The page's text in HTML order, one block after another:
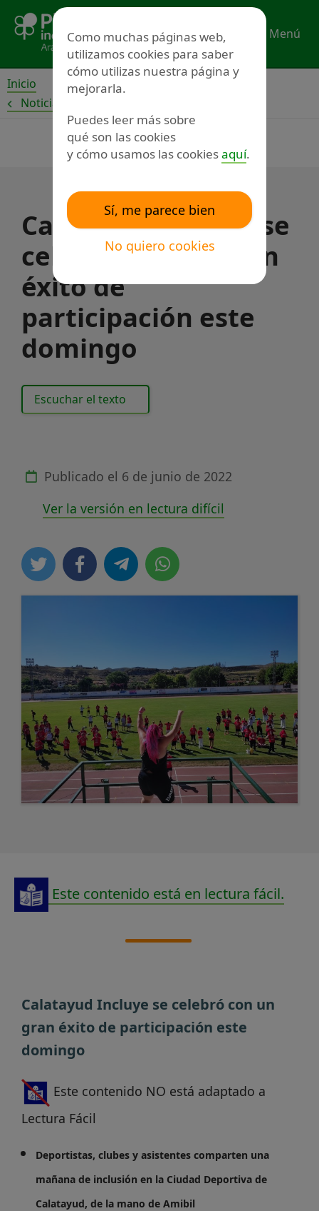
contenido
Menú
Inicio
Noticias
Calatayud Incluye se
celebró con un gran
éxito de
participación este
domingo
Escuchar el texto
Publicado el 6 de junio de 2022
Ver la versión en lectura difícil
Este contenido está en lectura fácil.
Calatayud Incluye se celebró con un
gran éxito de participación este
domingo
Este contenido NO está adaptado a
Lectura Fácil
Deportistas, clubes y asistentes comparten una
mañana de inclusión en la Ciudad Deportiva de
Calatayud, de la mano de Amibil
Como muchas páginas web,
utilizamos cookies para saber
cómo utilizas nuestra página y
mejorarla.
Puedes leer más sobre
qué son las cookies
y cómo usamos las cookiesaquí.
Sí, me parece bien
No quiero cookies